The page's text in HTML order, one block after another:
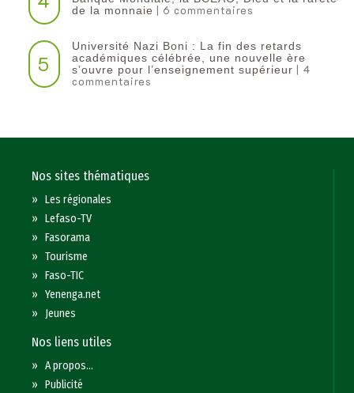
de la monnaie | 6 commentaires
5
Université Nazi Boni : La fin des retards
académiques célébrée, une nouvelle ère
s’ouvre pour l’enseignement supérieur | 4
commentaires
Nos sites thématiques
»Les régionales
»Lefaso-TV
»Fasorama
»Tourisme
»Faso-TIC
»Yenenga.net
» Jeunes
Nos liens utiles
»A propos...
»Publicité